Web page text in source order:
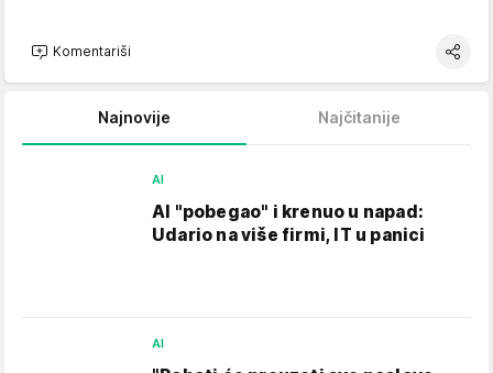
Komentariši
Najnovije Najčitanije
AI
AI "pobegao" i krenuo u napad:
Udario na više firmi, IT u panici
AI